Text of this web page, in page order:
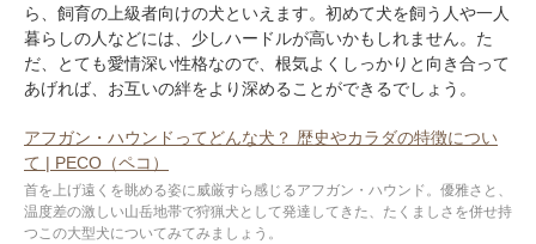
ら、飼育の上級者向けの犬といえます。初めて犬を飼う人や一人
暮らしの人などには、少しハードルが高いかもしれません。た
だ、とても愛情深い性格なので、根気よくしっかりと向き合って
あげれば、お互いの絆をより深めることができるでしょう。
アフガン・ハウンドってどんな犬？ 歴史やカラダの特徴につい
て | PECO（ペコ）
首を上げ遠くを眺める姿に威厳すら感じるアフガン・ハウンド。優雅さと、
温度差の激しい山岳地帯で狩猟犬として発達してきた、たくましさを併せ持
つこの大型犬についてみてみましょう。